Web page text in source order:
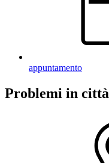
appuntamento
Problemi in città